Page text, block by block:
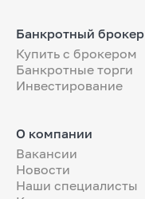
Банкротный брокер
Купить с брокером
Банкротные торги
Инвестирование
О компании
Вакансии
Новости
Наши специалисты